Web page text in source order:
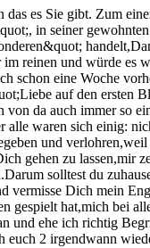
es Sie gibt. Zum
in seiner
reinen und würde
eine Woche
auf den
da auch immer
waren sich einig:
und
gehen zu lassen,mir
solltest du
Dich mein
hat,mich bei
ehe ich richtig
2 irgendwann